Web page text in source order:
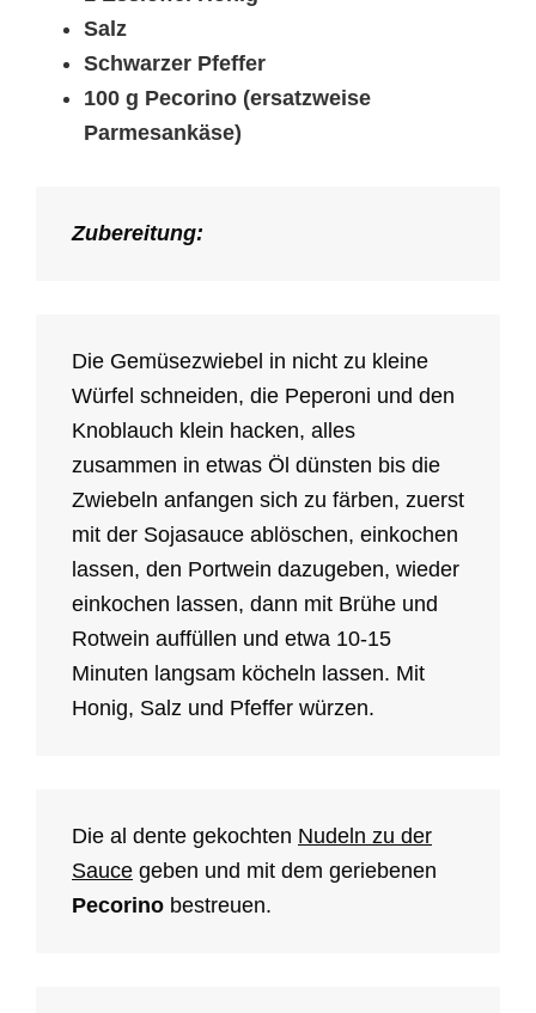
Salz
Schwarzer Pfeffer
100 g Pecorino (ersatzweise
Parmesankäse)
Zubereitung:
Die Gemüsezwiebel in nicht zu kleine
Würfel schneiden, die Peperoni und den
Knoblauch klein hacken, alles
zusammen in etwas Öl dünsten bis die
Zwiebeln anfangen sich zu färben, zuerst
mit der Sojasauce ablöschen, einkochen
lassen, den Portwein dazugeben, wieder
einkochen lassen, dann mit Brühe und
Rotwein auffüllen und etwa 10-15
Minuten langsam köcheln lassen. Mit
Honig, Salz und Pfeffer würzen.
Die al dente gekochten Nudeln zu der
Sauce geben und mit dem geriebenen
Pecorino bestreuen.